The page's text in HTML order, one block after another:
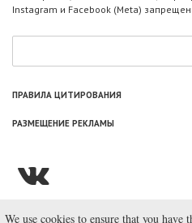
Instagram и Facebook (Metа)
ПРАВИЛА ЦИТИРОВАНИЯ
РАЗМЕЩЕНИЕ РЕКЛАМЫ
© ООО «Лаборатория
We use cookies to ensure that you